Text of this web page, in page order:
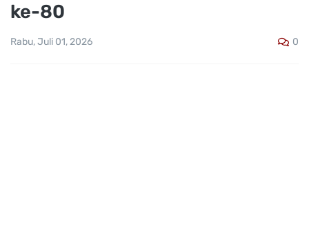
ke-80
Rabu, Juli 01, 2026 0